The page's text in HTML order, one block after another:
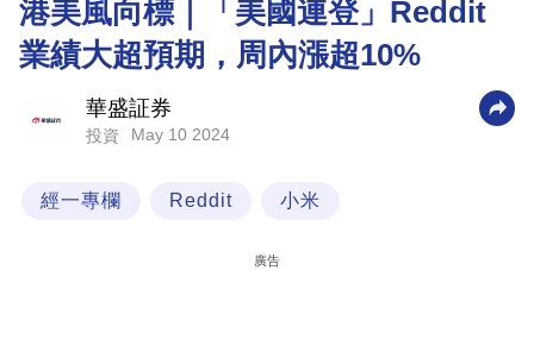
財
商
業
科
港美風向標｜「美國連登」Reddit
業績大超預期，周內漲超10%
華盛証券
投資 May 10 2024
經一專欄 Reddit 小米
廣告